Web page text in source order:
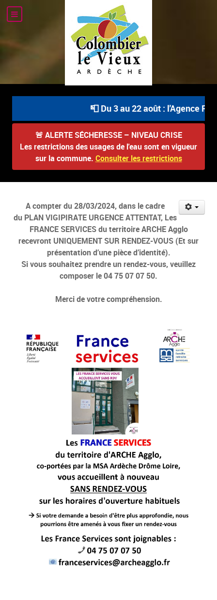
📮 Du 3 au 22 août : l'Agence
🚨 ALERTE SÉCHERESSE – NIVEAU CRISE
Les restrictions des usages de l'eau sont en vigueur
sur la commune. Consulter les restrictions
A compter du 28/03/2024, dans le cadre
du PLAN VIGIPIRATE URGENCE ATTENTAT, Les
FRANCE SERVICES du territoire ARCHE Agglo
recevront UNIQUEMENT SUR RENDEZ-VOUS (Et sur
présentation d’une pièce d’identité).
Si vous souhaitez prendre un rendez-vous, veuillez
composer le 04 75 07 07 50.
Merci de votre compréhension.